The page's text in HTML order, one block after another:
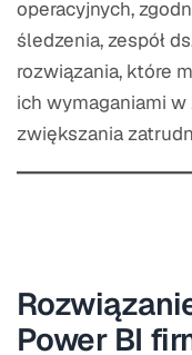
operacyjnych,
śledzenia, zespół
rozwiązania, które
ich wymaganiami
zwiększania
Power BI